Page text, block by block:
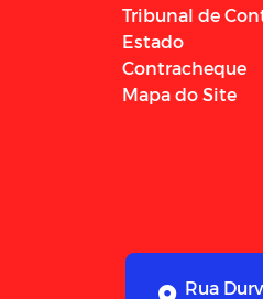
Tribunal de
Estado
Contracheque
Mapa do Site
Rua